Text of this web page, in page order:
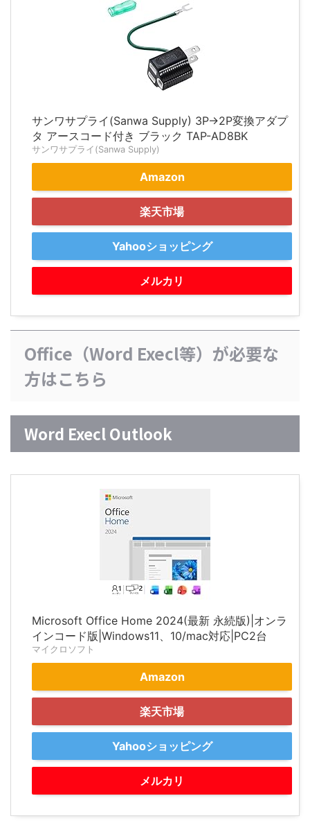
サンワサプライ(Sanwa Supply) 3P→2P変換アダプ
タ アースコード付き ブラック TAP-AD8BK
サンワサプライ(Sanwa Supply)
Amazon
楽天市場
Yahooショッピング
メルカリ
Office（Word Execl等）が必要な
方はこちら
Word Execl Outlook
Microsoft Office Home 2024(最新 永続版)|オンラ
インコード版|Windows11、10/mac対応|PC2台
マイクロソフト
Amazon
楽天市場
Yahooショッピング
メルカリ